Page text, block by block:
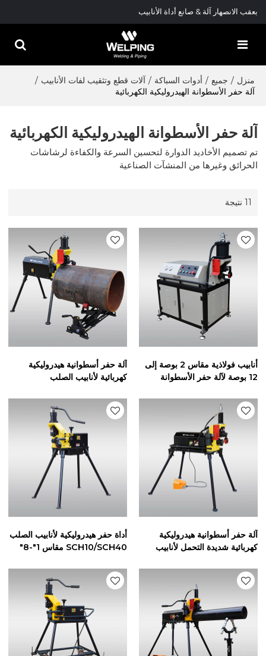
بعقب الانصهار آلة & صانع أداة الأنابيب
منزل / جميع / أدوات السباكة / آلات قطع وتثقيب لفات الأنابيب /
آلة حفر الأسطوانة الهيدروليكية الكهربائية
آلة حفر الأسطوانة الهيدروليكية الكهربائية
تم تصميم الأخاديد الدوارة لتحسين السرعة والكفاءة لرشاشات
الحرائق وغيرها من المنشآت الصناعية
11 نتيجة
أنابيب فولاذية مقاس 2 بوصة إلى
12 بوصة لآلة حفر الأسطوانة
آلة حفر أسطوانية هيدروليكية
كهربائية لأنابيب الصلب
4X)
آلة حفر أسطوانية هيدروليكية
كهربائية شديدة التحمل لأنابيب
(RG-6X)
أداة حفر هيدروليكية لأنابيب الصلب
SCH10/SCH40 مقاس 1"-8"